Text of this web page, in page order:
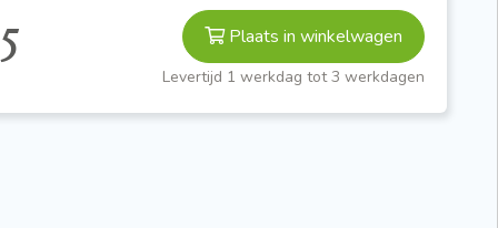
Plaats in winkelwagen
Levertijd 1 werkdag tot 3 werkdagen